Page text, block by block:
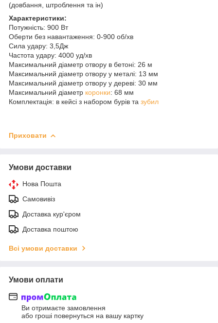
(довбання, штроблення та ін)
Характеристики:
Потужність: 900 Вт
Оберти без навантаження: 0-900 об/хв
Сила удару: 3,5Дж
Частота удару: 4000 уд/хв
Максимальний діаметр отвору в бетоні: 26 м
Максимальний діаметр отвору у металі: 13 мм
Максимальний діаметр отвору у дереві: 30 мм
Максимальний діаметр коронки: 68 мм
Комплектація: в кейсі з набором бурів та зубил
Приховати
Умови доставки
Нова Пошта
Самовивіз
Доставка кур'єром
Доставка поштою
Всі умови доставки
Умови оплати
Ви отримаєте замовлення
або гроші повернуться на вашу картку